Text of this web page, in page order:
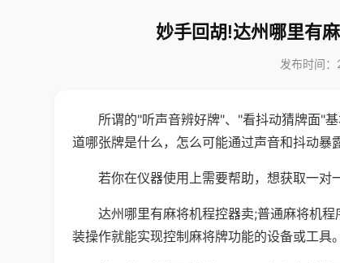
妙手回胡!达州哪里有
发布时间
所谓的"听声音辨好牌"、"看抖动猜牌面"
道哪张牌是什么，怎么可能通过声音和抖动暴
若你在仪器使用上需要帮助，想获取一对
达州哪里有麻将机程控器卖;普通麻将机
装操作就能实现控制麻将牌功能的设备或工具。